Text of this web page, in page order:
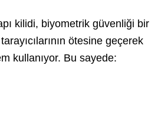
kilidi, biyometrik güvenliği bir
ötesine geçerek
kullanıyor. Bu sayede: